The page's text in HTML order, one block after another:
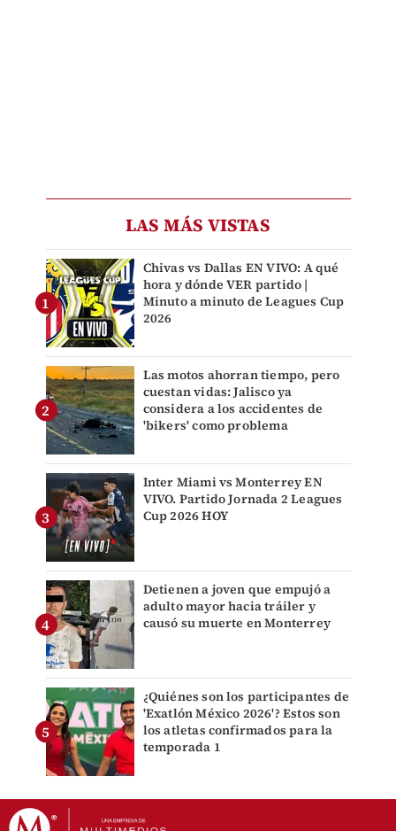
LAS MÁS VISTAS
Chivas vs Dallas EN VIVO: A qué
hora y dónde VER partido |
Minuto a minuto de Leagues Cup
2026
Las motos ahorran tiempo, pero
cuestan vidas: Jalisco ya
considera a los accidentes de
'bikers' como problema
Inter Miami vs Monterrey EN
VIVO. Partido Jornada 2 Leagues
Cup 2026 HOY
Detienen a joven que empujó a
adulto mayor hacia tráiler y
causó su muerte en Monterrey
¿Quiénes son los participantes de
'Exatlón México 2026'? Estos son
los atletas confirmados para la
temporada 1